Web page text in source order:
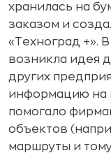
хранилась на
заказом и
«Техноград +».
возникла идея
других
информацию на
помогало
объектов
маршруты и